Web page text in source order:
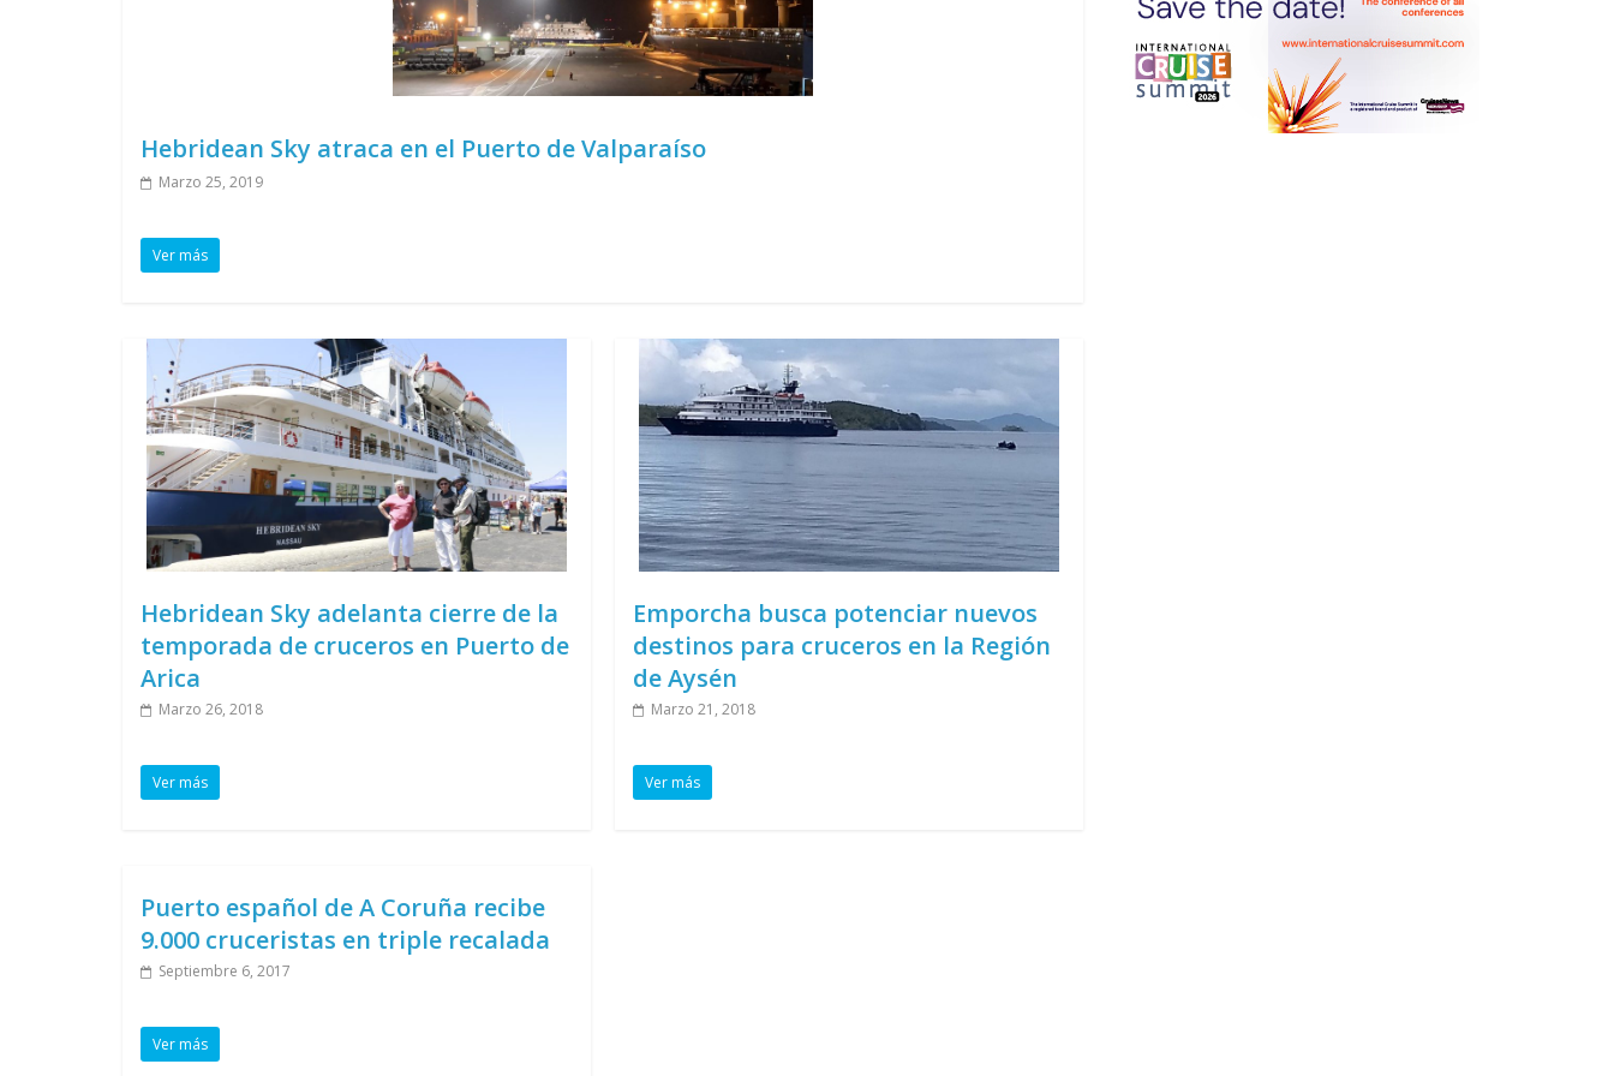
Hebridean Sky atraca en el Puerto de Valparaíso
Marzo 25, 2019
Ver más
Hebridean Sky adelanta cierre de la
temporada de cruceros en Puerto de
Arica
Marzo 26, 2018
Ver más
Emporcha busca potenciar nuevos
destinos para cruceros en la Región
de Aysén
Marzo 21, 2018
Ver más
Puerto español de A Coruña recibe
9.000 cruceristas en triple recalada
Septiembre 6, 2017
Ver más